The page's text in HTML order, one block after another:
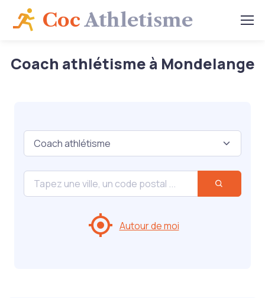
CocAthletisme
Coach athlétisme à Mondelange
Autour de moi